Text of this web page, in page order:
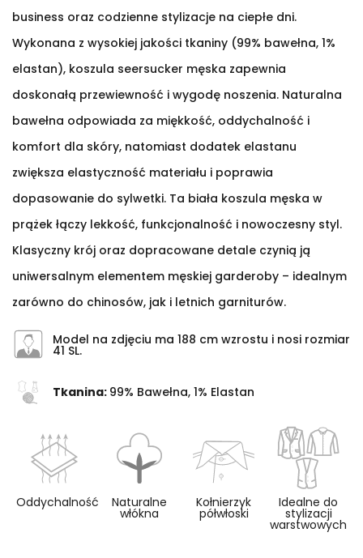
business oraz codzienne stylizacje na ciepłe dni.
Wykonana z wysokiej jakości tkaniny (99% bawełna, 1%
elastan), koszula seersucker męska zapewnia
doskonałą przewiewność i wygodę noszenia. Naturalna
bawełna odpowiada za miękkość, oddychalność i
komfort dla skóry, natomiast dodatek elastanu
zwiększa elastyczność materiału i poprawia
dopasowanie do sylwetki. Ta biała koszula męska w
prążek łączy lekkość, funkcjonalność i nowoczesny styl.
Klasyczny krój oraz dopracowane detale czynią ją
uniwersalnym elementem męskiej garderoby – idealnym
zarówno do chinosów, jak i letnich garniturów.
Model na zdjęciu ma 188 cm wzrostu i nosi rozmiar
41 SL.
Tkanina: 99% Bawełna, 1% Elastan
Oddychalność Naturalne
włókna
Kołnierzyk
półwłoski
Idealne do
stylizacji
warstwowych